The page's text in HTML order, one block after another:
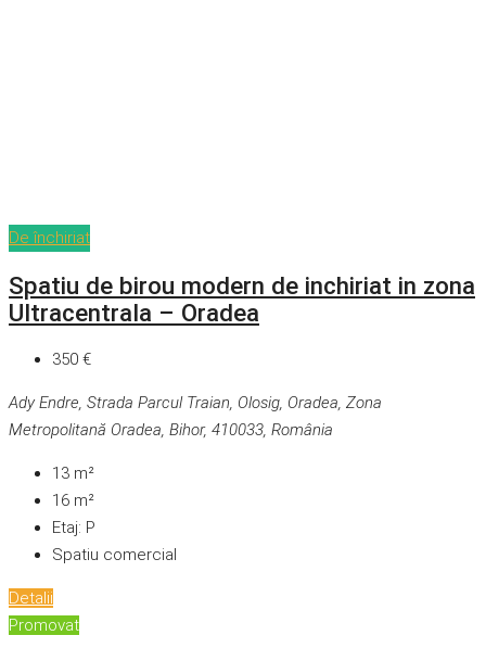
De închiriat
Spatiu de birou modern de inchiriat in zona
Ultracentrala – Oradea
350 €
Ady Endre, Strada Parcul Traian, Olosig, Oradea, Zona
Metropolitană Oradea, Bihor, 410033, România
13 m²
16 m²
Etaj: P
Spatiu comercial
Detalii
Promovat